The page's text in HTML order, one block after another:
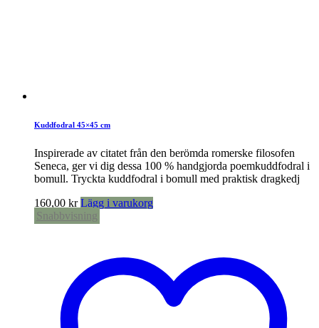
Kuddfodral 45×45 cm
Inspirerade av citatet från den berömda romerske filosofen
Seneca, ger vi dig dessa 100 % handgjorda poemkuddfodral i
bomull. Tryckta kuddfodral i bomull med praktisk dragkedj
160,00 kr Lägg i varukorg
Snabbvisning